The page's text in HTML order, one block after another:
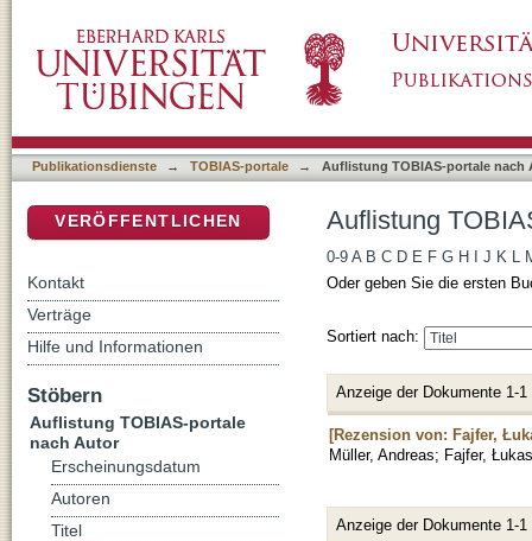
Publikationsdienste → TOBIAS-portale → Auflistung TOBIAS-portale nach
Auflistung
0-9 A B C D E F G H J K L
Oder geben Sie die ersten
Sortiert nach:
Anzeige der Dokumente 1-1
[Rezension von: Fajfer,
Müller, Andreas; Fajfer,
Anzeige der Dokumente 1-1
VERÖFFENTLICHEN
Kontakt
Verträge
Hilfe und Informationen
Stöbern
Auflistung TOBIAS-portale
nach Autor
Erscheinungsdatum
Autoren
Titel